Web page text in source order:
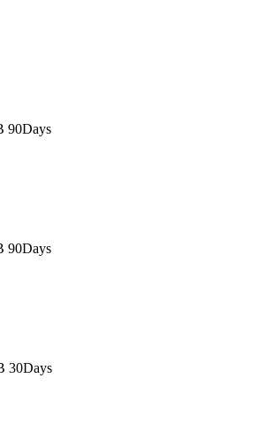
90Days
90Days
30Days